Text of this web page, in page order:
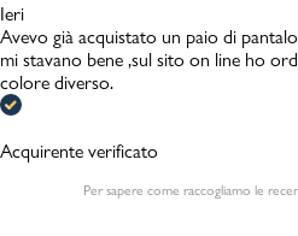
Ieri
Avevo già acquistato un paio di
mi stavano bene ,sul sito on line ho
colore diverso.
Acquirente verificato
Per sapere come raccogliamo le